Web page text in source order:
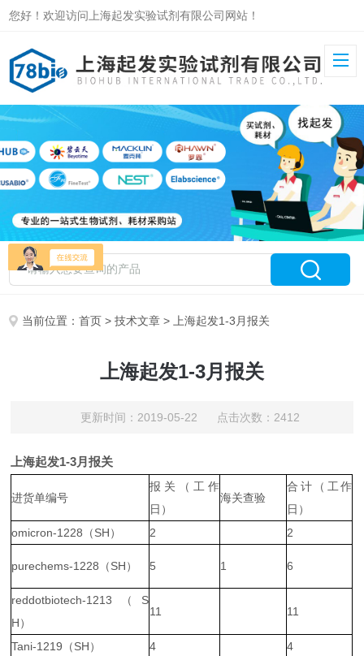
您好！欢迎访问上海起发实验试剂有限公司网站！
当前位置：首页 >技术文章 > 上海起发1-3月报关
上海起发1-3月报关
更新时间：2019-05-22 点击次数：2412
上海起发1-3月报关
进货单编号
报关（工作
日）
海关查验
合计（工作
日）
omicron-1228（SH）
2 2
purechems-1228（SH） 5 1 6
reddotbiotech-1213（S
H）
11 11
Tani-1219（SH） 4 4